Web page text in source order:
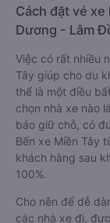
Cách đặt vé
Dương - Lâm
Việc có rất nhiều
Tây giúp cho du
thể là một điều
chọn nhà xe nào
bảo giữ chỗ, có
Bến xe Miền Tây
khách hàng sau
100%.
Cho nên để dễ
các nhà xe đi,